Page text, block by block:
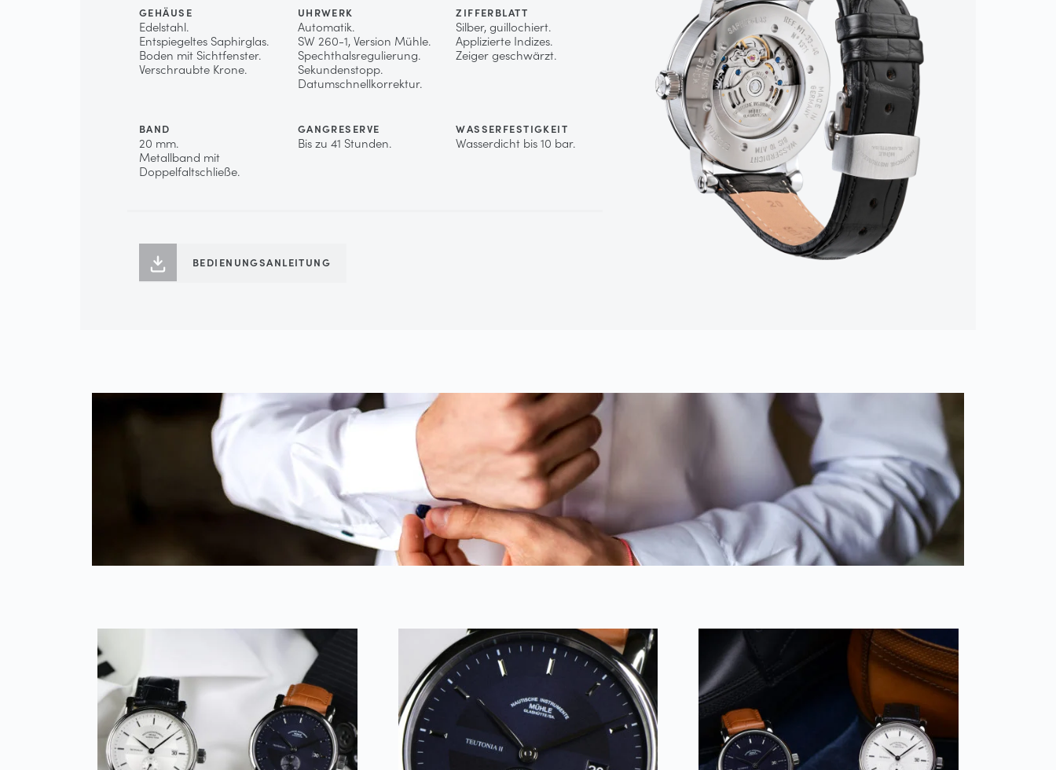
GEHÄUSE
Edelstahl.
Entspiegeltes Saphirglas.
Boden mit Sichtfenster.
Verschraubte Krone.
UHRWERK
Automatik.
SW 260-1, Version Mühle.
Spechthalsregulierung.
Sekundenstopp.
Datumschnellkorrektur.
ZIFFERBLATT
Silber, guillochiert.
Applizierte Indizes.
Zeiger geschwärzt.
BAND
20 mm.
Metallband mit
Doppelfaltschließe.
GANGRESERVE
Bis zu 41 Stunden.
WASSERFESTIGKEIT
Wasserdicht bis 10 bar.
BEDIENUNGSANLEITUNG